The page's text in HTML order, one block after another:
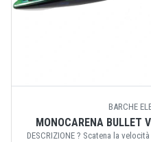
BARCHE
MONOCARENA BULLET
DESCRIZIONE ? Scatena la